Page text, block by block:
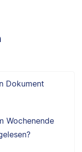
Dokument
Wochenende